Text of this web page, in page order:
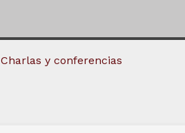
Charlas y conferencias